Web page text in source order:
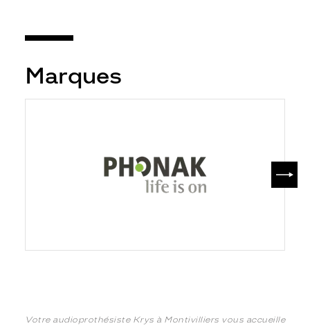
Marques
Votre audioprothésiste Krys à Montivilliers vous accueille